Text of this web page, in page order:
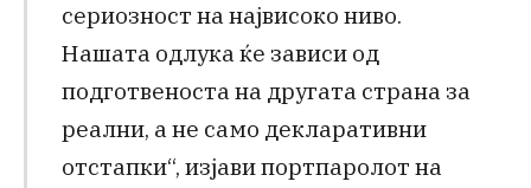
сериозност на највисоко ниво.
Нашата одлука ќе зависи од
подготвеноста на другата страна за
реални, а не само декларативни
отстапки“, изјави портпаролот на